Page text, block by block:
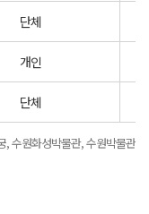
단체
개인
단체
수원화성박물관, 수원박물관